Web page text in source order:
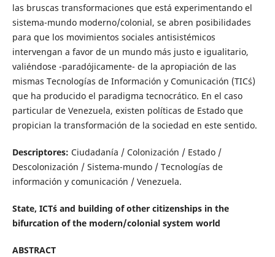
las bruscas transformaciones que está experimentando el
sistema-mundo moderno/colonial, se abren posibilidades
para que los movimientos sociales antisistémicos
intervengan a favor de un mundo más justo e igualitario,
valiéndose -paradójicamente- de la apropiación de las
mismas Tecnologías de Información y Comunicación (TIC´s)
que ha producido el paradigma tecnocrático. En el caso
particular de Venezuela, existen políticas de Estado que
propician la transformación de la sociedad en este sentido.
Descriptores: Ciudadanía / Colonización / Estado /
Descolonización / Sistema-mundo / Tecnologías de
información y comunicación / Venezuela.
State, ICT´s and building of other citizenships in the
bifurcation of the modern/colonial system world
ABSTRACT